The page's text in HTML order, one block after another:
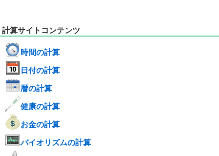
計算サイトコンテンツ
時間の計算
日付の計算
暦の計算
健康の計算
お金の計算
バイオリズムの計算